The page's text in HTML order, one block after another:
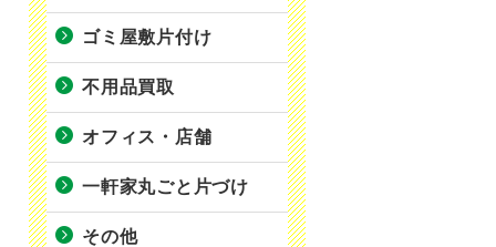
ゴミ屋敷片付け
不用品買取
オフィス・店舗
一軒家丸ごと片づけ
その他